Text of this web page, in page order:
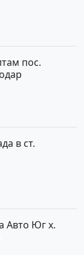
пос.
в ст.
Авто Юг х.